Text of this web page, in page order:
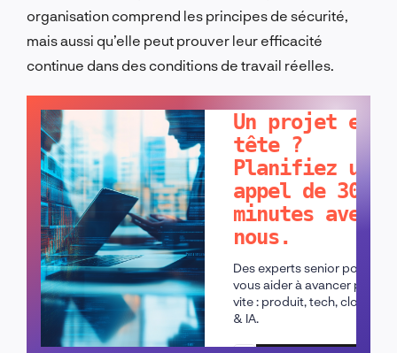
organisation comprend les principes de sécurité,
mais aussi qu’elle peut prouver leur efficacité
continue dans des conditions de travail réelles.
Un projet en
tête ?
Planifiez un
appel de 30
minutes avec
nous.
Des experts senior pour
vous aider à avancer plus
vite : produit, tech, cloud
& IA.